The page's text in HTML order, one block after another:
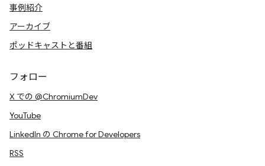
事例紹介
アーカイブ
ポッドキャストと番組
フォロー
X での @ChromiumDev
YouTube
LinkedIn の Chrome for Developers
RSS